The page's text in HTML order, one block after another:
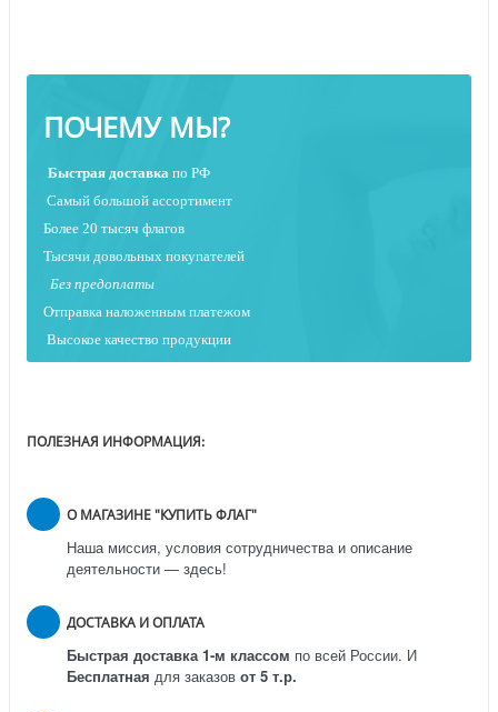
ПОЧЕМУ МЫ?
Быстрая доставка по РФ
Самый большой ассортимент
Более 20 тысяч флагов
Тысячи довольных покупателей
Без предоплаты
Отправка наложенным платежом
Высокое качество продукции
ПОЛЕЗНАЯ ИНФОРМАЦИЯ:
О МАГАЗИНЕ "КУПИТЬ ФЛАГ"
Наша миссия, условия сотрудничества и описание
деятельности — здесь!
ДОСТАВКА И ОПЛАТА
Быстрая доставка 1-м классом по всей России. И
Бесплатная для заказов от 5 т.р.